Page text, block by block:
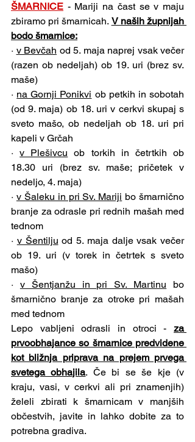
ŠMARNICE - Mariji na čast se v maju
zbiramo pri šmarnicah. V naših župnijah
bodo šmarnice:
· v Bevčah od 5. maja naprej vsak večer
(razen ob nedeljah) ob 19. uri (brez sv.
maše)
· na Gornji Ponikvi ob petkih in sobotah
(od 9. maja) ob 18. uri v cerkvi skupaj s
sveto mašo, ob nedeljah ob 18. uri pri
kapeli v Grčah
· v Plešivcu ob torkih in četrtkih ob
18.30 uri (brez sv. maše; pričetek v
nedeljo, 4. maja)
· v Šaleku in pri Sv. Mariji bo šmarnično
branje za odrasle pri rednih mašah med
tednom
· v Šentilju od 5. maja dalje vsak večer
ob 19. uri (v torek in četrtek s sveto
mašo)
· v Šentjanžu in pri Sv. Martinu bo
šmarnično branje za otroke pri mašah
med tednom
Lepo vabljeni odrasli in otroci - za
prvoobhajance so šmarnice predvidene
kot bližnja priprava na prejem prvega
svetega obhajila. Če bi se še kje (v
kraju, vasi, v cerkvi ali pri znamenjih)
želeli zbirati k šmarnicam v manjših
občestvih, javite in lahko dobite za to
potrebna gradiva.